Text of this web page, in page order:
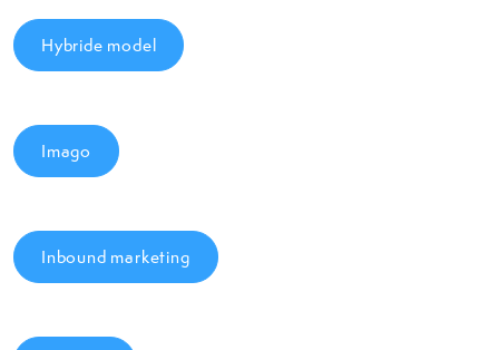
Hybride model
Imago
Inbound marketing